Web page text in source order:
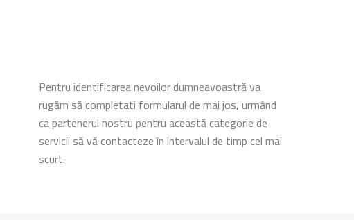
Pentru identificarea nevoilor dumneavoastră va
rugăm să completati formularul de mai jos, urmând
ca partenerul nostru pentru această categorie de
servicii să vă contacteze în intervalul de timp cel mai
scurt.